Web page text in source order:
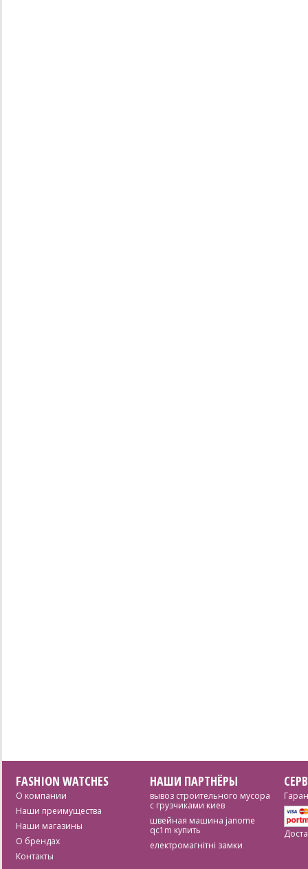
FASHION WATCHES
О компании
Наши преимущества
Наши магазины
О брендах
Контакты
НАШИ ПАРТНЁРЫ
вывоз строительного мусора
с грузчиками киев
швейная машина janome
qc1m купить
електромагнітні замки